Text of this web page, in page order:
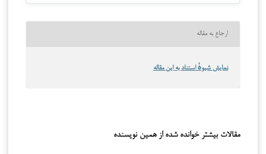
ارجاع به مقاله
نمایش شیوهٔ استناد به این مقاله
مقالات بیشتر خوانده شده از همین نویسنده